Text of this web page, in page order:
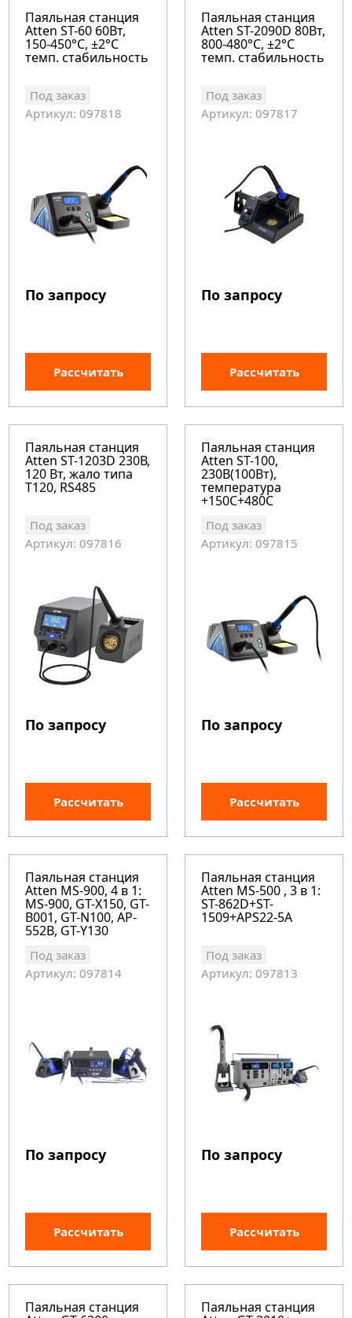
Паяльная станция
Atten ST-60 60Вт,
150-450°C, ±2°C
темп. стабильность
Под заказ
Артикул: 097818
По запросу
Рассчитать
Паяльная станция
Atten ST-2090D 80Вт,
800-480°C, ±2°C
темп. стабильность
Под заказ
Артикул: 097817
По запросу
Рассчитать
Паяльная станция
Atten ST-1203D 230В,
120 Вт, жало типа
T120, RS485
Под заказ
Артикул: 097816
По запросу
Рассчитать
Паяльная станция
Atten ST-100,
230В(100Вт),
температура
+150С+480С
Под заказ
Артикул: 097815
По запросу
Рассчитать
Паяльная станция
Atten MS-900, 4 в 1:
MS-900, GT-X150, GT-
B001, GT-N100, AP-
552B, GT-Y130
Под заказ
Артикул: 097814
По запросу
Рассчитать
Паяльная станция
Atten MS-500 , 3 в 1:
ST-862D+ST-
1509+APS22-5A
Под заказ
Артикул: 097813
По запросу
Рассчитать
Паяльная станция Паяльная станция